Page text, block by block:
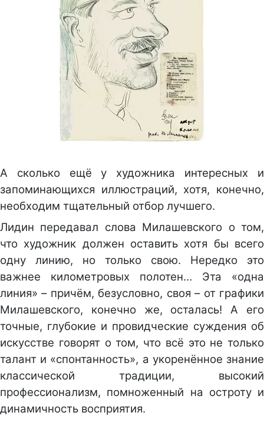
А сколько ещё у художника интересных и
запоминающихся иллюстраций, хотя, конечно,
необходим тщательный отбор лучшего.
Лидин передавал слова Милашевского о том,
что художник должен оставить хотя бы всего
одну линию, но только свою. Нередко это
важнее километровых полотен… Эта «одна
линия» – причём, безусловно, своя – от графики
Милашевского, конечно же, осталась! А его
точные, глубокие и провидческие суждения об
искусстве говорят о том, что всё это не только
талант и «спонтанность», а укоренённое знание
классической традиции, высокий
профессионализм, помноженный на остроту и
динамичность восприятия.